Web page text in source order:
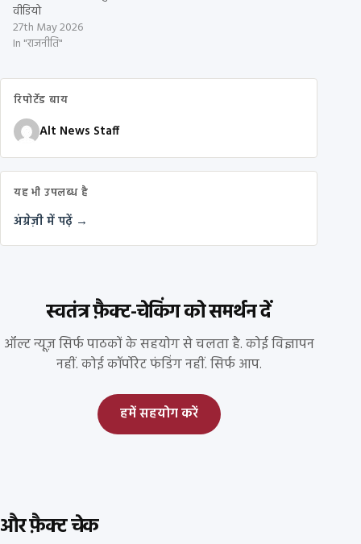
वीडियो
27th May 2026
In "राजनीति"
रिपोर्टेड बाय
Alt News Staff
यह भी उपलब्ध है
अंग्रेज़ी में पढ़ें →
स्वतंत्र फ़ैक्ट-चेकिंग को समर्थन दें
ऑल्ट न्यूज़ सिर्फ पाठकों के सहयोग से चलता है. कोई विज्ञापन
नहीं. कोई कॉर्पोरेट फंडिंग नहीं. सिर्फ आप.
हमें सहयोग करें
और फ़ैक्ट चेक